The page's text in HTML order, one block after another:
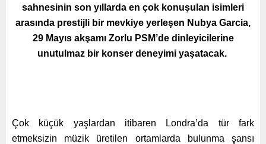
sahnesinin son yıllarda en çok konuşulan isimleri
arasında prestijli bir mevkiye yerleşen Nubya Garcia,
29 Mayıs akşamı Zorlu PSM’de dinleyicilerine
unutulmaz bir konser deneyimi yaşatacak.
Çok küçük yaşlardan itibaren Londra’da tür fark
etmeksizin müzik üretilen ortamlarda bulunma şansı